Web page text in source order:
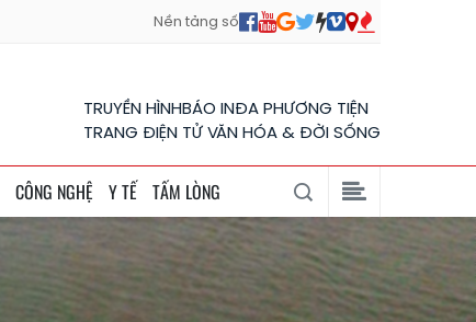
Nền tảng số
TRUYỀN HÌNHBÁO INĐA PHƯƠNG TIỆN
TRANG ĐIỆN TỬ VĂN HÓA & ĐỜI SỐNG
CÔNG NGHỆ Y TẾ TẤM LÒNG